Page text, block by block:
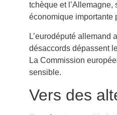
tchèque et
économique importante
L’eurodéputé allemand
désaccords dépassent
La Commission
sensible.
Vers des